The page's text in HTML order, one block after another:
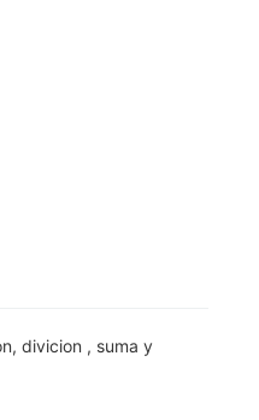
divicion , suma y